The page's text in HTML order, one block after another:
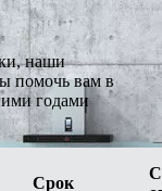
наши
помочь вам в
годами
Срок